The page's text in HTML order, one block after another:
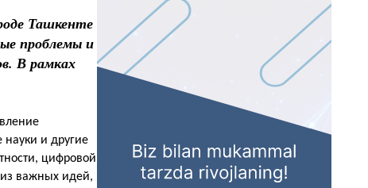
Ташкенте
проблемы и
В рамках
науки и другие
цифровой
важных идей,